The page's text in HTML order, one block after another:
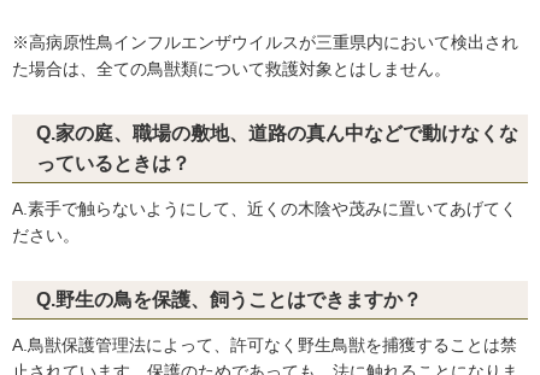
※高病原性鳥インフルエンザウイルスが三重県内において検出され
た場合は、全ての鳥獣類について救護対象とはしません。
Q.家の庭、職場の敷地、道路の真ん中などで動けなくな
っているときは？
A.素手で触らないようにして、近くの木陰や茂みに置いてあげてく
ださい。
Q.野生の鳥を保護、飼うことはできますか？
A.鳥獣保護管理法によって、許可なく野生鳥獣を捕獲することは禁